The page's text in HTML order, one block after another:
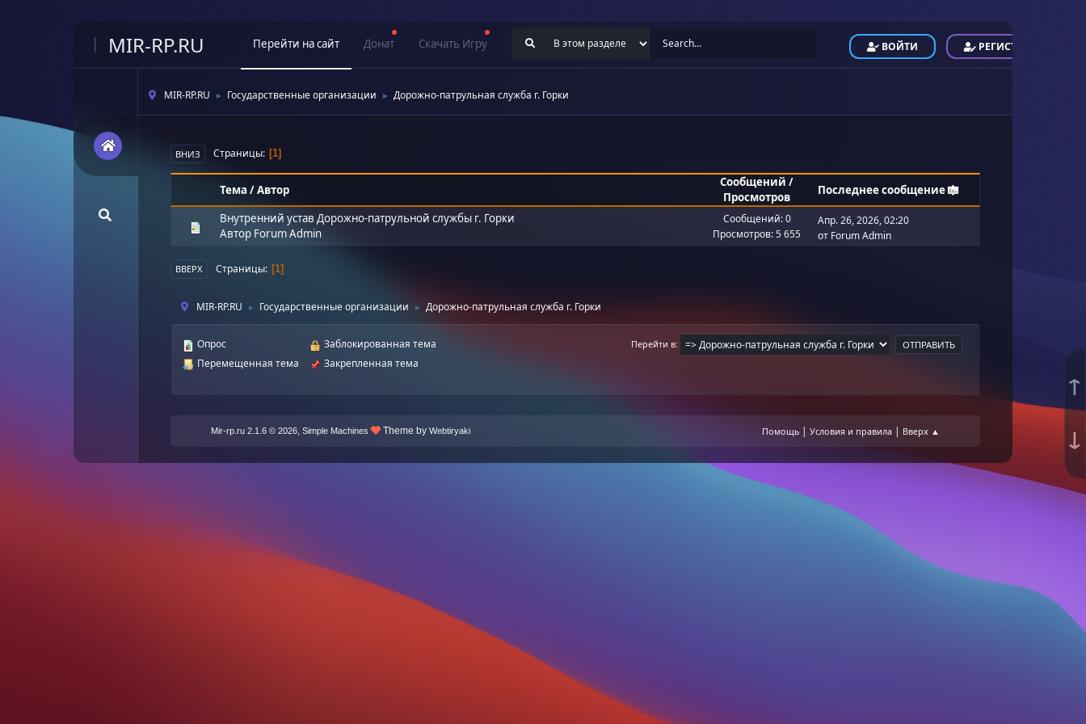
↑
↓
MIR-RP.RU Перейти на сайт Донат Скачать Игру ВОЙТИ РЕГИСТРАЦИЯ
MIR-RP.RU ► Государственные организации ► Дорожно-патрульная служба г. Горки
ВНИЗ Страницы 1
Тема /Автор
Сообщений /
Просмотров
Последнее сообщение
Внутренний устав Дорожно-патрульной службы г. Горки
Автор Forum Admin
Сообщений: 0
Просмотров: 5 655
Апр. 26, 2026, 02:20
от Forum Admin
ВВЕРХ Страницы 1
MIR-RP.RU ► Государственные организации ► Дорожно-патрульная служба г. Горки
Перейти в
Опрос
Перемещенная тема
Заблокированная тема
Закрепленная тема
Помощь| Условия и правила| Вверх ▲
Mir-rp.ru 2.1.6 © 2026 ,Simple Machines Theme byWebtiryaki